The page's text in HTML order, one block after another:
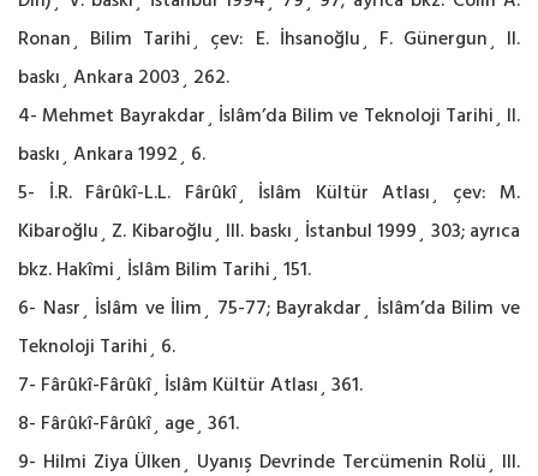
Ronan¸ Bilim Tarihi¸ çev: E. İhsanoğlu¸ F. Günergun¸ II.
baskı¸ Ankara 2003¸ 262.
4- Mehmet Bayrakdar¸ İslâm’da Bilim ve Teknoloji Tarihi¸ II.
baskı¸ Ankara 1992¸ 6.
5- İ.R. Fârûkî-L.L. Fârûkî¸ İslâm Kültür Atlası¸ çev: M.
Kibaroğlu¸ Z. Kibaroğlu¸ III. baskı¸ İstanbul 1999¸ 303; ayrıca
bkz. Hakîmi¸ İslâm Bilim Tarihi¸ 151.
6- Nasr¸ İslâm ve İlim¸ 75-77; Bayrakdar¸ İslâm’da Bilim ve
Teknoloji Tarihi¸ 6.
7- Fârûkî-Fârûkî¸ İslâm Kültür Atlası¸ 361.
8- Fârûkî-Fârûkî¸ age¸ 361.
9- Hilmi Ziya Ülken¸ Uyanış Devrinde Tercümenin Rolü¸ III.